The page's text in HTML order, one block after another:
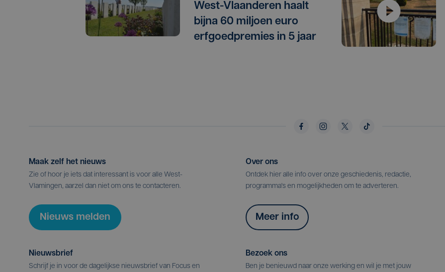
West-Vlaanderen haalt
bijna 60 miljoen euro
erfgoedpremies in 5 jaar
Maak zelf het nieuws
Zie of hoor je iets dat interessant is voor alle West-
Vlamingen, aarzel dan niet om ons te contacteren.
Nieuws melden
Over ons
Ontdek hier alle info over onze geschiedenis, redactie,
programma's en mogelijkheden om te adverteren.
Meer info
Nieuwsbrief
Schrijf je in voor de dagelijkse nieuwsbrief van Focus en
Bezoek ons
Ben je benieuwd naar onze werking en wil je met jouw